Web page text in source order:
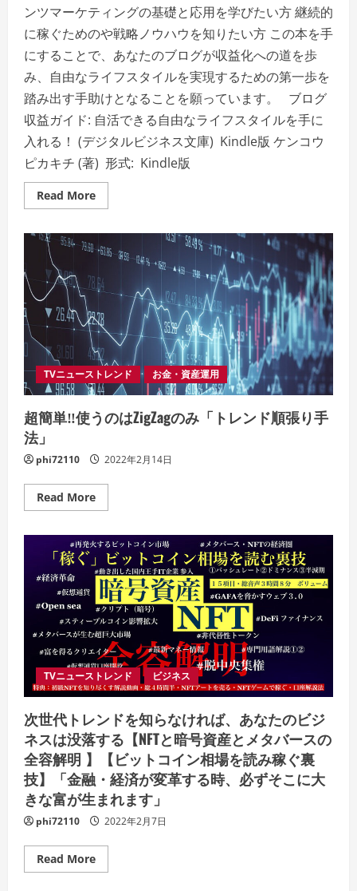
ンツマーケティングの基礎と応用を学びたい方 継続的
に稼ぐためのや戦略ノウハウを知りたい方 この本を手
にすることで、あなたのブログが収益化への道を歩
み、自由なライフスタイルを実現するための第一歩を
踏み出す手助けとなることを願っています。 ブログ
収益ガイド: 自活できる自由なライフスタイルを手に
入れる！ (デジタルビジネス文庫) Kindle版 ケンコウ
ピカキチ (著) 形式: Kindle版
Read MoreRead
more
ン
ロ
グ
書
き
方
｜
初
心
者
が
短
で
収
5
～
20
万
稼
ぐ
方
法
を
完
全
公
開！
TVニューストレンド お金・資産運用
超簡単‼使うのはZigZagのみ「トレンド順張り手
法」
phi72110 2022年2月14日
Read MoreRead
more
簡
単‼
使
う
の
は
ZigZag
の
み
「ト
レ
ン
ド
順
張
手
法」
TVニューストレンド ビジネス
次世代トレンドを知らなければ、あなたのビジ
ネスは没落する【NFTと暗号資産とメタバースの
全容解明 】【ビットコイン相場を読み稼ぐ裏
技】「金融・経済が変革する時、必ずそこに大
きな富が生まれます」
phi72110 2022年2月7日
Read MoreRead
more